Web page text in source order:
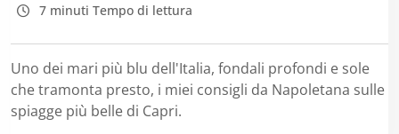
7 minuti Tempo di lettura
Uno dei mari più blu dell'Italia, fondali profondi e sole
che tramonta presto, i miei consigli da Napoletana sulle
spiagge più belle di Capri.